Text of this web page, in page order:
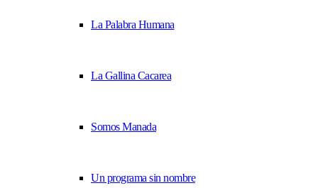
La Palabra Humana
La Gallina Cacarea
Somos Manada
Un programa sin nombre